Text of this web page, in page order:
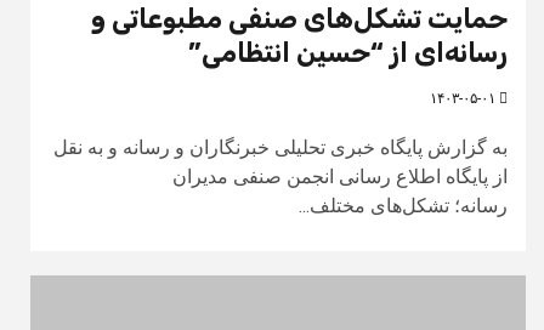
حمایت تشکل‌های صنفی مطبوعاتی و
رسانه‌ای از “حسین انتظامی”
به گزارش پایگاه خبری تحلیلی خبرنگاران و رسانه و به نقل
از پایگاه اطلاع رسانی انجمن صنفی مدیران
رسانه؛ تشکل‌های مختلف...